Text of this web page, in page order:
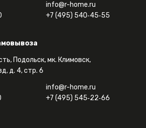
info@r-home.ru
+7 (495) 540‑45‑55
Подольск, мк. Климовск,
д. 4, стр. 6
info@r-home.ru
+7 (495) 545‑22‑66